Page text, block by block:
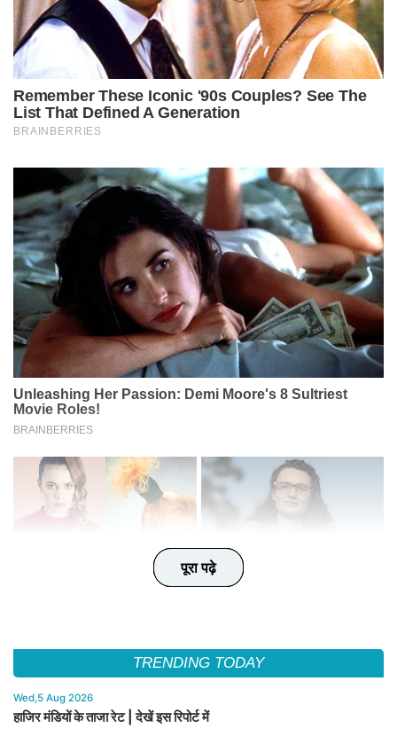
पूरा पढ़े
पूरा पढ़े
पूरा पढ़े
पूरा पढ़े
पूरा पढ़े
TRENDING TODAY
Wed,5 Aug 2026
हाजिर मंडियों के ताजा रेट | देखें इस रिपोर्ट में